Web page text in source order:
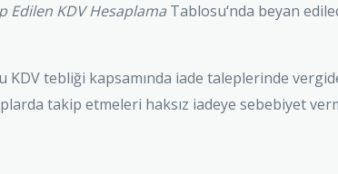
Edilen KDV Hesaplama Tablosu‘nda beyan
KDV tebliği kapsamında iade taleplerinde
takip etmeleri haksız iadeye sebebiyet